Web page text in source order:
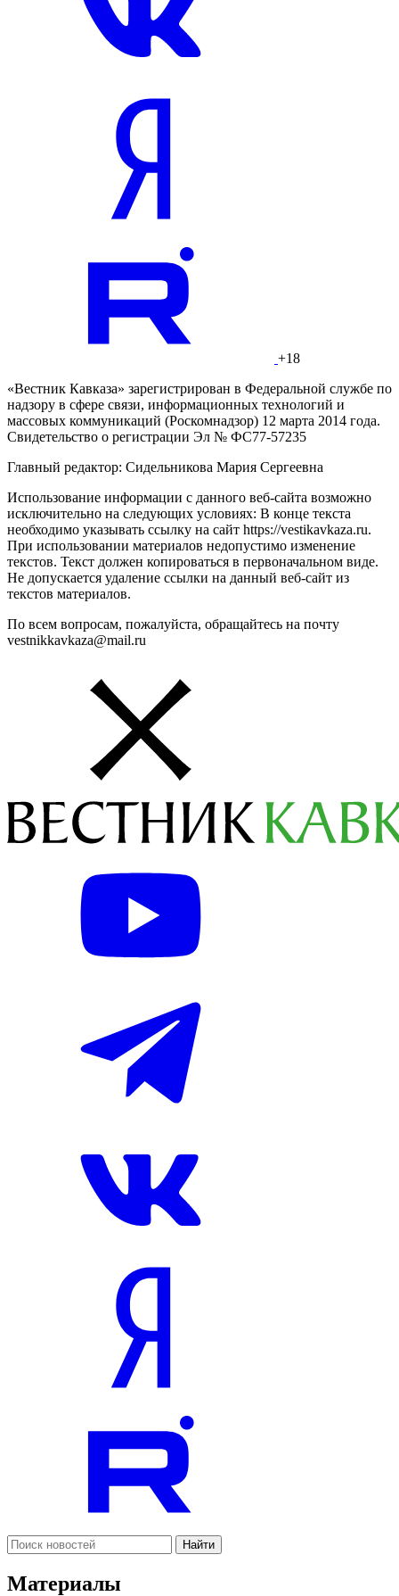
+18
«Вестник Кавказа» зарегистрирован в Федеральной службе по
надзору в сфере связи, информационных технологий и
массовых коммуникаций (Роскомнадзор) 12 марта 2014 года.
Свидетельство о регистрации Эл № ФС77-57235
Главный редактор: Сидельникова Мария Сергеевна
Использование информации с данного веб-сайта возможно
исключительно на следующих условиях: В конце текста
необходимо указывать ссылку на сайт https://vestikavkaza.ru.
При использовании материалов недопустимо изменение
текстов. Текст должен копироваться в первоначальном виде.
Не допускается удаление ссылки на данный веб-сайт из
текстов материалов.
По всем вопросам, пожалуйста, обращайтесь на почту
vestnikkavkaza@mail.ru
Найти
Материалы